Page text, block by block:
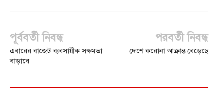
পূর্ববর্তী নিবন্ধ
এবারের বাজেট ব্যবসায়ীক সক্ষমতা
বাড়াবে
পরবর্তী নিবন্ধ
দেশে করোনা আক্রান্ত বেড়েছে